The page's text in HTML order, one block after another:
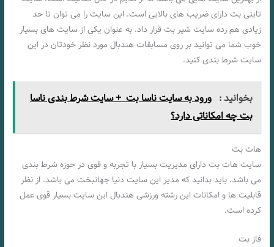
تاینی بت دارای ضریب های بالایی است. این سایت را می توان تا حد
زیادی هم رده سایت شیر بت قرار داد. به عنوان یکی از سایت های بسیار
خوب شما می توانید بر روی مسابقات هندبال مورد نظر خودتان در این
سایت شرط بندی کنید.
بخوانید : ورود به سایت ناسا بت + سایت شرط بندی ناسا
بت چه امکاناتی دارد؟
هات بت
سایت هات بت دارای مدیریت بسیار با تجربه و قوی در حوزه شرط بندی
می باشد. باید بدانید که مدیر این سایت دنیا جهانبخت می باشد. از نظر
قابلیت ها و امکانات این رشته ورزشی هندبال این سایت بسیار قوی عمل
کرده است.
فاز بت